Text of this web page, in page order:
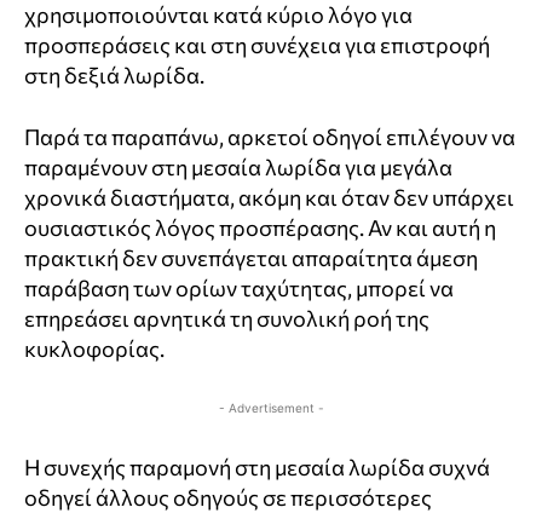
χρησιμοποιούνται κατά κύριο λόγο για
προσπεράσεις και στη συνέχεια για επιστροφή
στη δεξιά λωρίδα.
Παρά τα παραπάνω, αρκετοί οδηγοί επιλέγουν να
παραμένουν στη μεσαία λωρίδα για μεγάλα
χρονικά διαστήματα, ακόμη και όταν δεν υπάρχει
ουσιαστικός λόγος προσπέρασης. Αν και αυτή η
πρακτική δεν συνεπάγεται απαραίτητα άμεση
παράβαση των ορίων ταχύτητας, μπορεί να
επηρεάσει αρνητικά τη συνολική ροή της
κυκλοφορίας.
- Advertisement -
Η συνεχής παραμονή στη μεσαία λωρίδα συχνά
οδηγεί άλλους οδηγούς σε περισσότερες